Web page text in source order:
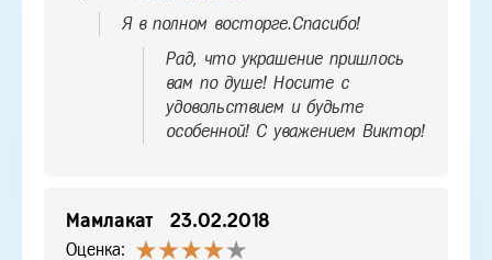
Я в полном восторге.Спасибо!
Рад, что украшение пришлось
вам по душе! Носите с
удовольствием и будьте
особенной! С уважением Виктор!
Мамлакат 23.02.2018
Оценка: